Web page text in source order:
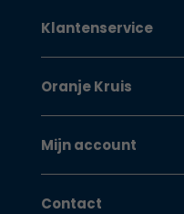
Klantenservice
Oranje Kruis
Mijn account
Contact